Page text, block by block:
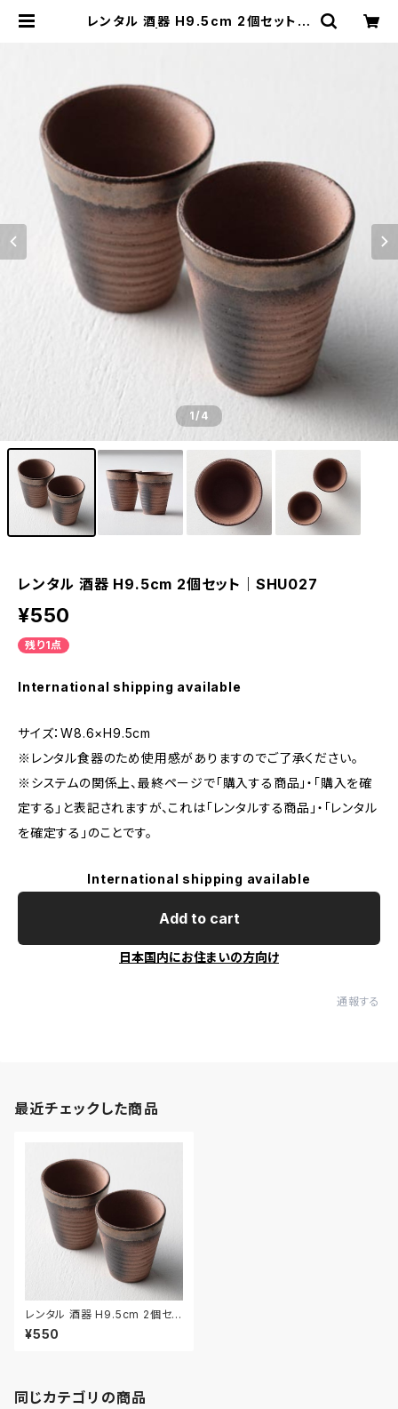
レンタル 酒器 H9.5cm 2個セット｜
1/4
レンタル 酒器 H9.5cm 2個セット｜SHU027
¥550
残り1点
International shipping available
サイズ：W8.6×H9.5cm
※レンタル食器のため使用感がありますのでご了承ください。
※システムの関係上、最終ページで「購入する商品」・「購入を確
定する」と表記されますが、これは「レンタルする商品」・「レンタル
を確定する」のことです。
International shipping available
Add to cart
日本国内にお住まいの方向け
通報する
最近チェックした商品
レンタル 酒器 H9.5cm 2個セッ
ト｜SHU027
¥550
同じカテゴリの商品